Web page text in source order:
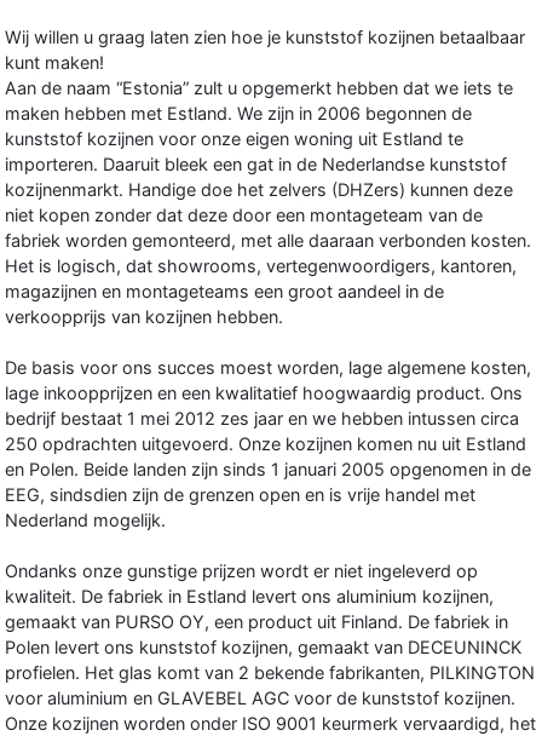
Wij willen u graag laten zien hoe je kunststof kozijnen betaalbaar
kunt maken!
Aan de naam “Estonia” zult u opgemerkt hebben dat we iets te
maken hebben met Estland. We zijn in 2006 begonnen de
kunststof kozijnen voor onze eigen woning uit Estland te
importeren. Daaruit bleek een gat in de Nederlandse kunststof
kozijnenmarkt. Handige doe het zelvers (DHZers) kunnen deze
niet kopen zonder dat deze door een montageteam van de
fabriek worden gemonteerd, met alle daaraan verbonden kosten.
Het is logisch, dat showrooms, vertegenwoordigers, kantoren,
magazijnen en montageteams een groot aandeel in de
verkoopprijs van kozijnen hebben.
De basis voor ons succes moest worden, lage algemene kosten,
lage inkoopprijzen en een kwalitatief hoogwaardig product. Ons
bedrijf bestaat 1 mei 2012 zes jaar en we hebben intussen circa
250 opdrachten uitgevoerd. Onze kozijnen komen nu uit Estland
en Polen. Beide landen zijn sinds 1 januari 2005 opgenomen in de
EEG, sindsdien zijn de grenzen open en is vrije handel met
Nederland mogelijk.
Ondanks onze gunstige prijzen wordt er niet ingeleverd op
kwaliteit. De fabriek in Estland levert ons aluminium kozijnen,
gemaakt van PURSO OY, een product uit Finland. De fabriek in
Polen levert ons kunststof kozijnen, gemaakt van DECEUNINCK
profielen. Het glas komt van 2 bekende fabrikanten, PILKINGTON
voor aluminium en GLAVEBEL AGC voor de kunststof kozijnen.
Onze kozijnen worden onder ISO 9001 keurmerk vervaardigd, het